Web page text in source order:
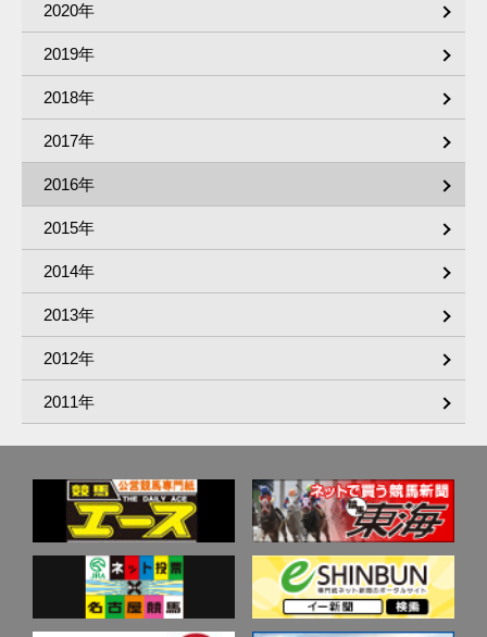
2020年
2019年
2018年
2017年
2016年
2015年
2014年
2013年
2012年
2011年